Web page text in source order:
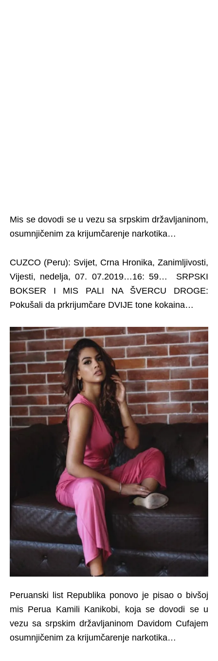
Mis se dovodi se u vezu sa srpskim državljaninom,
osumnjičenim za krijumčarenje narkotika…
CUZCO (Peru): Svijet, Crna Hronika, Zanimljivosti,
Vijesti, nedelja, 07. 07.2019…16: 59… SRPSKI
BOKSER I MIS PALI NA ŠVERCU DROGE:
Pokušali da prkrijumčare DVIJE tone kokaina…
Peruanski list Republika ponovo je pisao o bivšoj
mis Perua Kamili Kanikobi, koja se dovodi se u
vezu sa srpskim državljaninom Davidom Cufajem
osumnjičenim za krijumčarenje narkotika…